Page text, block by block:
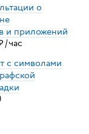
о
и приложений
/час
с символами